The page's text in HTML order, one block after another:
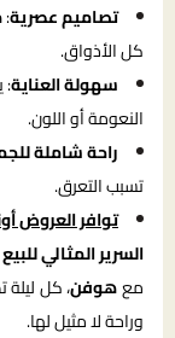
تصاميم عصرية:
كل الأذواق.
سهولة العناية:
النعومة أو اللون.
راحة شاملة
تسبب التعرق.
توافر العروض
السرير المثالي
معهوفن، كل ليلة
وراحة لا مثيل لها.